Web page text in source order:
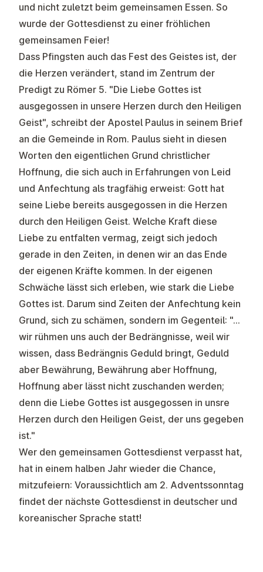
und nicht zuletzt beim gemeinsamen Essen. So
wurde der Gottesdienst zu einer fröhlichen
gemeinsamen Feier!
Dass Pfingsten auch das Fest des Geistes ist, der
die Herzen verändert, stand im Zentrum der
Predigt zu Römer 5. "Die Liebe Gottes ist
ausgegossen in unsere Herzen durch den Heiligen
Geist", schreibt der Apostel Paulus in seinem Brief
an die Gemeinde in Rom. Paulus sieht in diesen
Worten den eigentlichen Grund christlicher
Hoffnung, die sich auch in Erfahrungen von Leid
und Anfechtung als tragfähig erweist: Gott hat
seine Liebe bereits ausgegossen in die Herzen
durch den Heiligen Geist. Welche Kraft diese
Liebe zu entfalten vermag, zeigt sich jedoch
gerade in den Zeiten, in denen wir an das Ende
der eigenen Kräfte kommen. In der eigenen
Schwäche lässt sich erleben, wie stark die Liebe
Gottes ist. Darum sind Zeiten der Anfechtung kein
Grund, sich zu schämen, sondern im Gegenteil: "…
wir rühmen uns auch der Bedrängnisse, weil wir
wissen, dass Bedrängnis Geduld bringt, Geduld
aber Bewährung, Bewährung aber Hoffnung,
Hoffnung aber lässt nicht zuschanden werden;
denn die Liebe Gottes ist ausgegossen in unsre
Herzen durch den Heiligen Geist, der uns gegeben
ist."
Wer den gemeinsamen Gottesdienst verpasst hat,
hat in einem halben Jahr wieder die Chance,
mitzufeiern: Voraussichtlich am 2. Adventssonntag
findet der nächste Gottesdienst in deutscher und
koreanischer Sprache statt!